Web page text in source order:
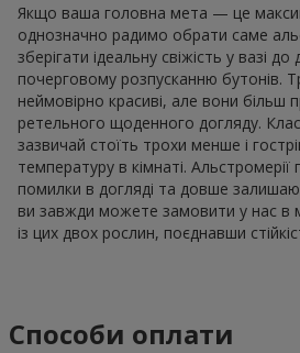
Якщо ваша головна мета — це
однозначно радимо обрати саме
зберігати ідеальну свіжість у вазі
почерговому розпусканню бутонів.
неймовірно красиві, але вони більш
ретельного щоденного догляду.
зазвичай стоїть трохи менше і
температуру в кімнаті.
помилки в догляді та довше
ви завжди можете замовити у нас в
із цих двох рослин, поєднавши
Способи оплати